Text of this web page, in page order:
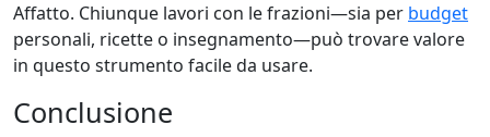
Affatto. Chiunque lavori con le frazioni—sia per budget
personali, ricette o insegnamento—può trovare valore
in questo strumento facile da usare.
Conclusione